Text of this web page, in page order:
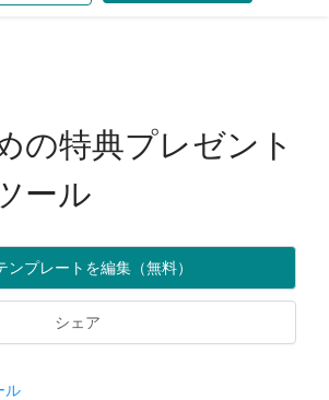
の特典プレゼント
ール
ンプレートを編集（無料）
シェア
ル